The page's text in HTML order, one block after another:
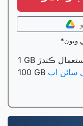
1 GB تائين فائلون مفت ۾ تبديل ڪريو، پرو استعمال ڪندڙ
سائن اپ